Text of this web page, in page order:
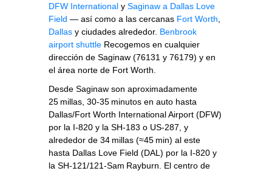
DFW International y Saginaw a Dallas Love
Field — así como a las cercanas Fort Worth
Dallas y ciudades alrededor. Benbrook
airport shuttle Recogemos en cualquier
dirección de Saginaw (76131 y 76179) y en
el área norte de Fort Worth.
Desde Saginaw son aproximadamente
25 millas, 30‑35 minutos en auto hasta
Dallas/Fort Worth International Airport (DFW)
por la I‑820 y la SH‑183 o US‑287, y
alrededor de 34 millas (≈45 min) al este
hasta Dallas Love Field (DAL) por la I‑820 y
la SH‑121/121‑Sam Rayburn. El centro de